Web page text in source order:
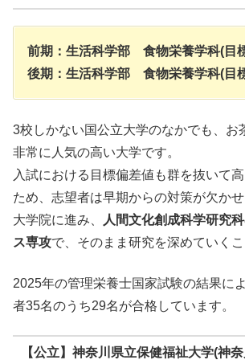
前期：生活科学部 食物栄養学科(目
後期：生活科学部 食物栄養学科(目
3校しかない国公立大学のなかでも、お
非常に人気の高い大学です。
入試における目標偏差値も群を抜いて
ため、志望者は早期からの対策が欠かせ
大学院に進み、
人間文化創成科学研究科
ス専攻で、そのまま研究を深めていくこ
2025年の管理栄養士国家試験の結果に
者35名のうち29名が合格しています。
【公立】神奈川県立保健福祉大学(神